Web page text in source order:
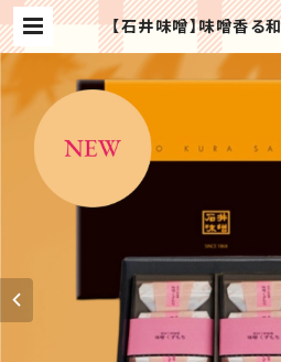
【石井味噌】味噌香る
合せ（くずもち３箱セ
記念日 誕生日プレゼ
物 お礼 ス ギフト プ